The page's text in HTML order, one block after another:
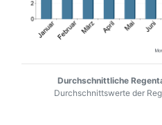
Durchschnittliche
Durchschnittswerte der